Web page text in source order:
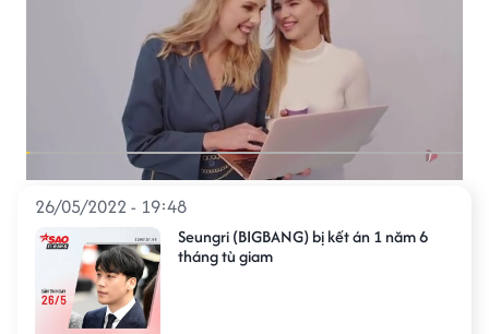
26/05/2022 - 19:48
Seungri (BIGBANG) bị kết án 1 năm 6
tháng tù giam